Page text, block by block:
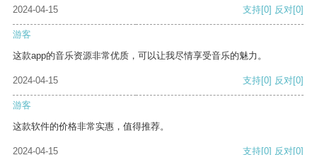
2024-04-15 支持[0] 反对[0]
游客
这款app的音乐资源非常优质，可以让我尽情享受音乐的魅力。
2024-04-15 支持[0] 反对[0]
游客
这款软件的价格非常实惠，值得推荐。
2024-04-15 支持[0] 反对[0]